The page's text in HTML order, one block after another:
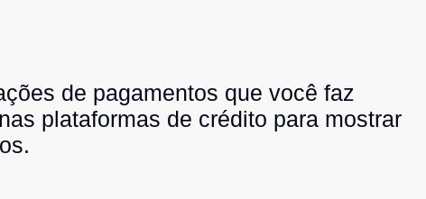
de pagamentos que você faz
plataformas de crédito para mostrar